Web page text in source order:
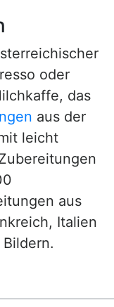
oder
das
aus der
leicht
aus
Italien